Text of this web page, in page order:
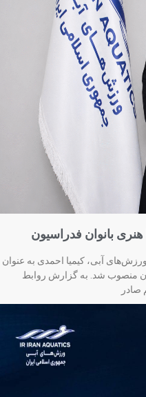
بانوان فدراسیون
آبی، کیمیا احمدی به عنوان
منصوب شد. به گزارش روابط